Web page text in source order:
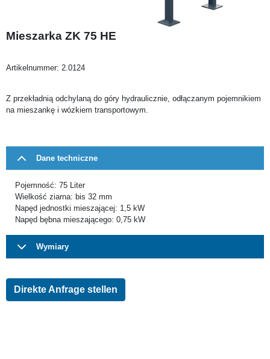
Mieszarka ZK 75 HE
Artikelnummer: 2.0124
Z przekładnią odchylaną do góry hydraulicznie, odłączanym pojemnikiem
na mieszankę i wózkiem transportowym.
Dane techniczne
Pojemność: 75 Liter
Wielkość ziarna: bis 32 mm
Napęd jednostki mieszającej: 1,5 kW
Napęd bębna mieszającego: 0,75 kW
Wymiary
Direkte Anfrage stellen